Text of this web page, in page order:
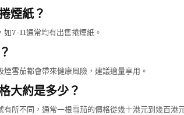
煙紙？
7-11通常均有出售捲煙紙。
雪茄都會帶來健康風險，建議適量享用。
大約是多少？
所不同，通常一根雪茄的價格從幾十港元到幾百港